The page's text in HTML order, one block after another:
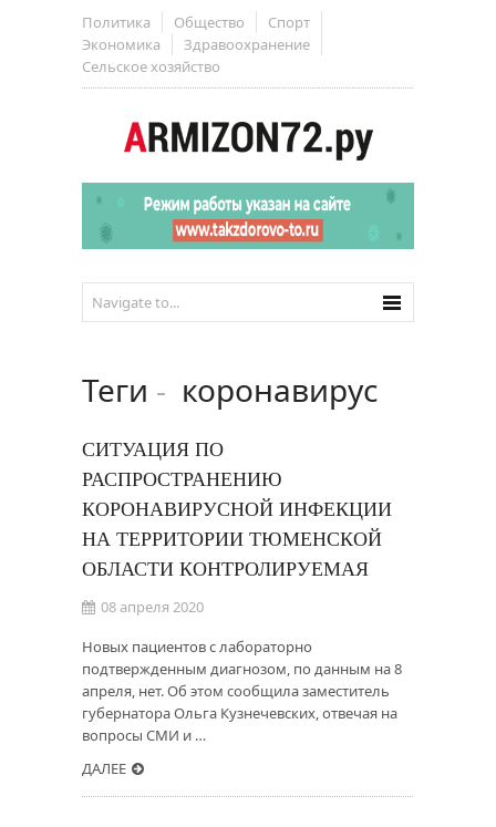
Политика Общество
Спорт
Экономика
Здравоохранение
Сельское хозяйство
Теги - коронавирус
СИТУАЦИЯ ПО
РАСПРОСТРАНЕНИЮ
КОРОНАВИРУСНОЙ ИНФЕКЦИИ
НА ТЕРРИТОРИИ ТЮМЕНСКОЙ
ОБЛАСТИ КОНТРОЛИРУЕМАЯ
08 апреля 2020
Новых пациентов с лабораторно
подтвержденным диагнозом, по данным на 8
апреля, нет. Об этом сообщила заместитель
губернатора Ольга Кузнечевских, отвечая на
вопросы СМИ и …
ДАЛЕЕ